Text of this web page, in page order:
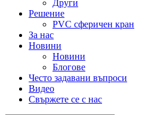
Други
Решение
PVC сферичен кран
За нас
Новини
Новини
Блогове
Често задавани въпроси
Видео
Свържете се с нас